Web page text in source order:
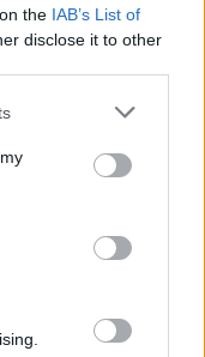
the IAB’s List of
disclose it to other
or more Google
You may click to
third-party tags to
in below Google
Newsκαι
και τα
Κρήτη:
πληρώσει για
- Το παιδί